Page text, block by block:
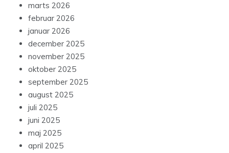
marts 2026
februar 2026
januar 2026
december 2025
november 2025
oktober 2025
september 2025
august 2025
juli 2025
juni 2025
maj 2025
april 2025